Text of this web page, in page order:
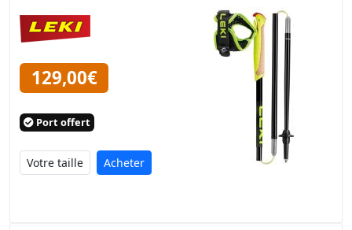
129,00€
Port offert
Acheter